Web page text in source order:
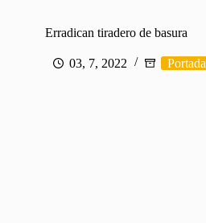
Erradican tiradero de basura
03, 7, 2022 Portada